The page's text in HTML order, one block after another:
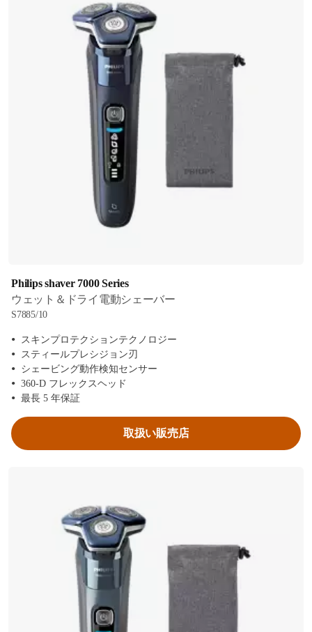
Philips shaver 7000 Series
ウェット＆ドライ電動シェーバー
S7885/10
スキンプロテクションテクノロジー
スティールプレシジョン刃
シェービング動作検知センサー
360-D フレックスヘッド
最長 5 年保証
取扱い販売店